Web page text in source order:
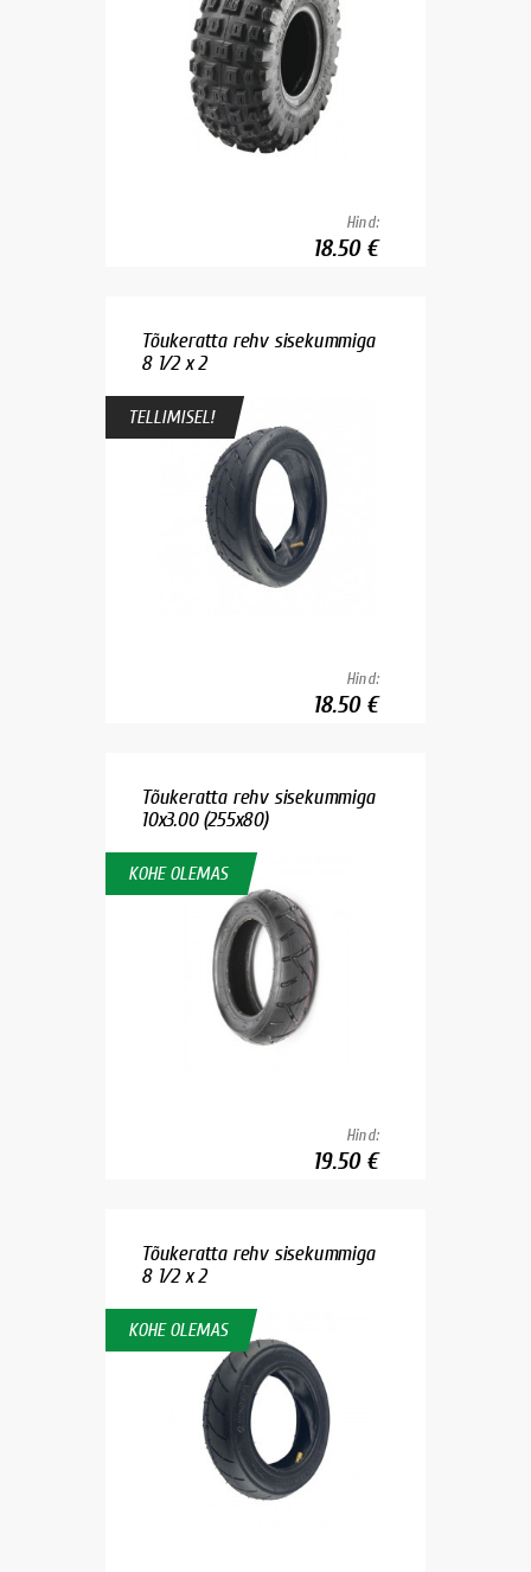
Hind:
18.50 €
Tõukeratta rehv sisekummiga
8 1/2 x 2
TELLIMISEL!
Hind:
18.50 €
Tõukeratta rehv sisekummiga
10x3.00 (255x80)
KOHE OLEMAS
Hind:
19.50 €
Tõukeratta rehv sisekummiga
8 1/2 x 2
KOHE OLEMAS